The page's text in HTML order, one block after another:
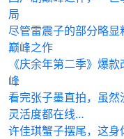
局
尽管雷震子的部分略
巅峰之作
《庆余年第二季》爆
峰
看完张子墨直拍，虽
灵活度都在线…
许佳琪蟹子摆尾，这身